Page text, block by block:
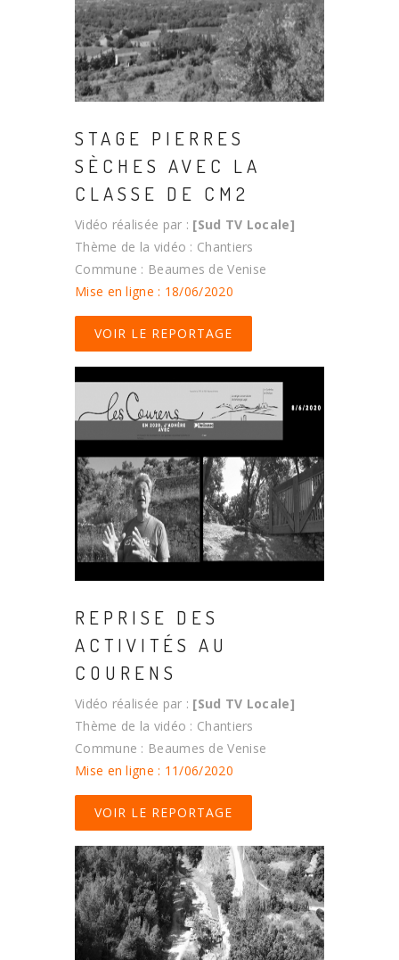
STAGE PIERRES
SÈCHES AVEC LA
CLASSE DE CM2
Vidéo réalisée par : [Sud TV Locale]
Thème de la vidéo : Chantiers
Commune : Beaumes de Venise
Mise en ligne : 18/06/2020
VOIR LE REPORTAGE
REPRISE DES
ACTIVITÉS AU
COURENS
Vidéo réalisée par : [Sud TV Locale]
Thème de la vidéo : Chantiers
Commune : Beaumes de Venise
Mise en ligne : 11/06/2020
VOIR LE REPORTAGE